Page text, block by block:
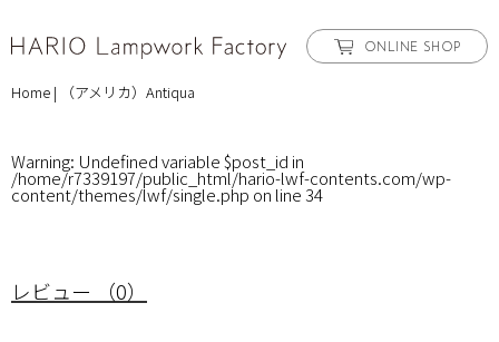
ONLINE SHOP
Home | （アメリカ）Antiqua
Warning: Undefined variable $post_id in
/home/r7339197/public_html/hario-lwf-contents.com/wp-
content/themes/lwf/single.php on line34
レビュー （0）